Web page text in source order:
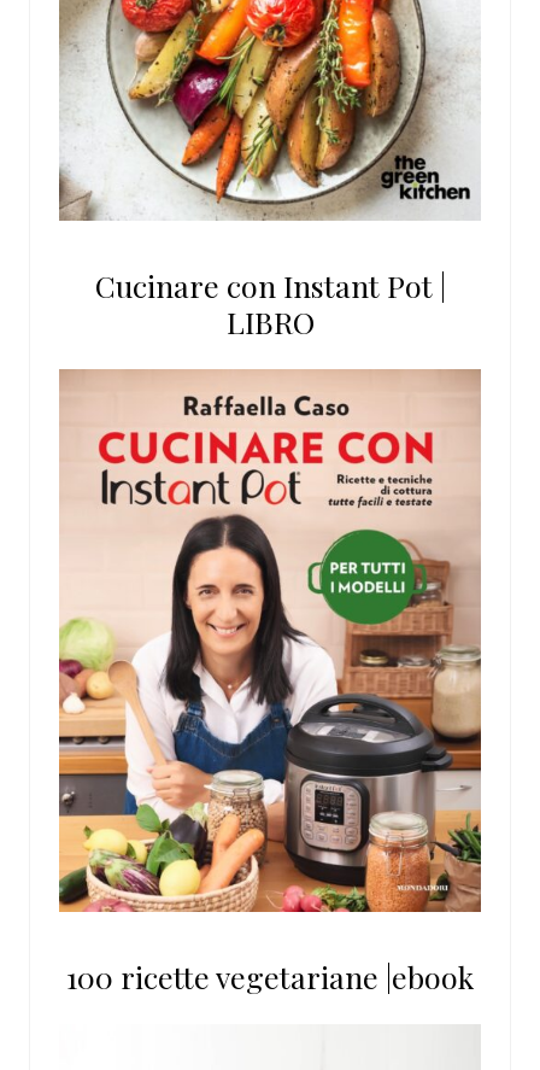
Cucinare con Instant Pot |
LIBRO
100 ricette vegetariane |ebook